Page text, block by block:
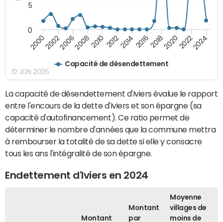
Capacité de désendettement
20002002200620082010 2012201420162018202020222024
0
5
© JDN 2026
La capacité de désendettement d'Iviers évalue le rapport
entre l'encours de la dette d'Iviers et son épargne (sa
capacité d'autofinancement). Ce ratio permet de
déterminer le nombre d'années que la commune mettra
à rembourser la totalité de sa dette si elle y consacre
tous les ans l'intégralité de son épargne.
Endettement d'Iviers en 2024
Montant
Montant
par
Moyenne
villages de
moins de